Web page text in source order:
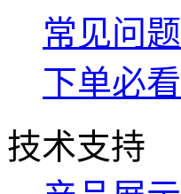
常见问题
下单必看
技术支持